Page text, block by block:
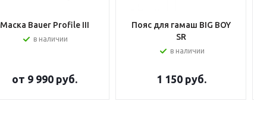
Маска Bauer Profile III
в наличии
от 9 990 руб.
Пояс для гамаш BIG BOY
SR
в наличии
1 150руб.